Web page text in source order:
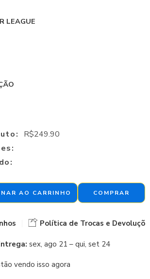
LEAGUE
R$249.90
AO CARRINHO COMPRAR
Política de Trocas e
sex, ago 21 – qui, set 24
vendo isso agora